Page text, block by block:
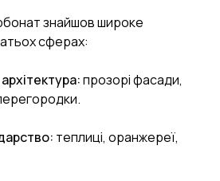
знайшов широке
сферах:
прозорі фасади,
теплиці, оранжереї,